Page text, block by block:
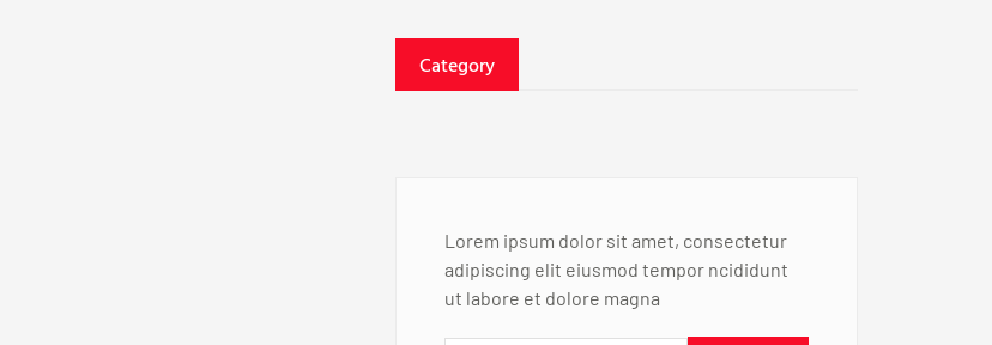
Category
Lorem ipsum dolor sit amet, consectetur
adipiscing elit eiusmod tempor ncididunt
ut labore et dolore magna